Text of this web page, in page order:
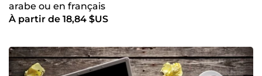
arabe ou en français
À partir de 18,84 $US